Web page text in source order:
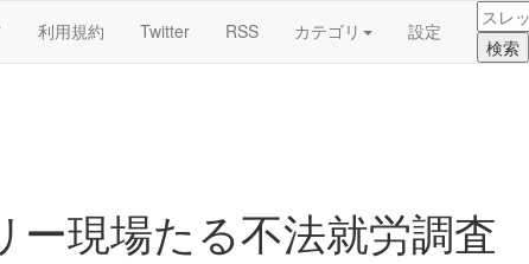
利用規約 Twitter RSS カテゴリ 設定
ー現場たる不法就労調査